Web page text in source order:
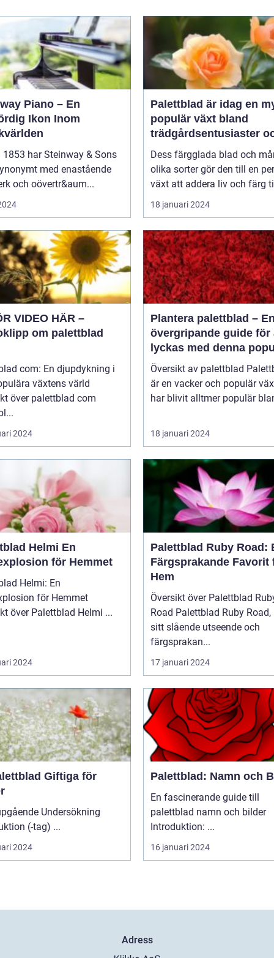
Piano – En
Ikon Inom
1853 har Steinway & Sons
med enastående
och oövertr&aum...
Palettblad är idag en
populär växt bland
trädgårdsentusiaster
inom inredning
Dess färgglada blad och
olika sorter gör den till en
växt att addera liv och färg
18 januari 2024
VIDEO HÄR –
om palettblad
com: En djupdykning i
växtens värld
över palettblad com
2024
Plantera palettblad –
övergripande guide för
lyckas med denna
växt
Översikt av palettblad Palettblad
är en vacker och populär
har blivit alltmer populär
18 januari 2024
Helmi En
för Hemmet
Helmi: En
för Hemmet
Översikt över Palettblad Helmi ...
2024
Palettblad Ruby Road:
Färgsprakande Favorit
Hem
Översikt över Palettblad
Road Palettblad Ruby Road, med
sitt slående utseende och
färgsprakan...
17 januari 2024
Giftiga för
Undersökning
Introduktion (-tag) ...
2024
Palettblad: Namn och
En fascinerande guide till
palettblad namn och bilder
Introduktion: ...
16 januari 2024
Adress